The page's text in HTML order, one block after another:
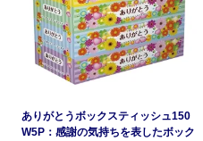
ありがとうボックスティッシュ150
W5P：感謝の気持ちを表したボック